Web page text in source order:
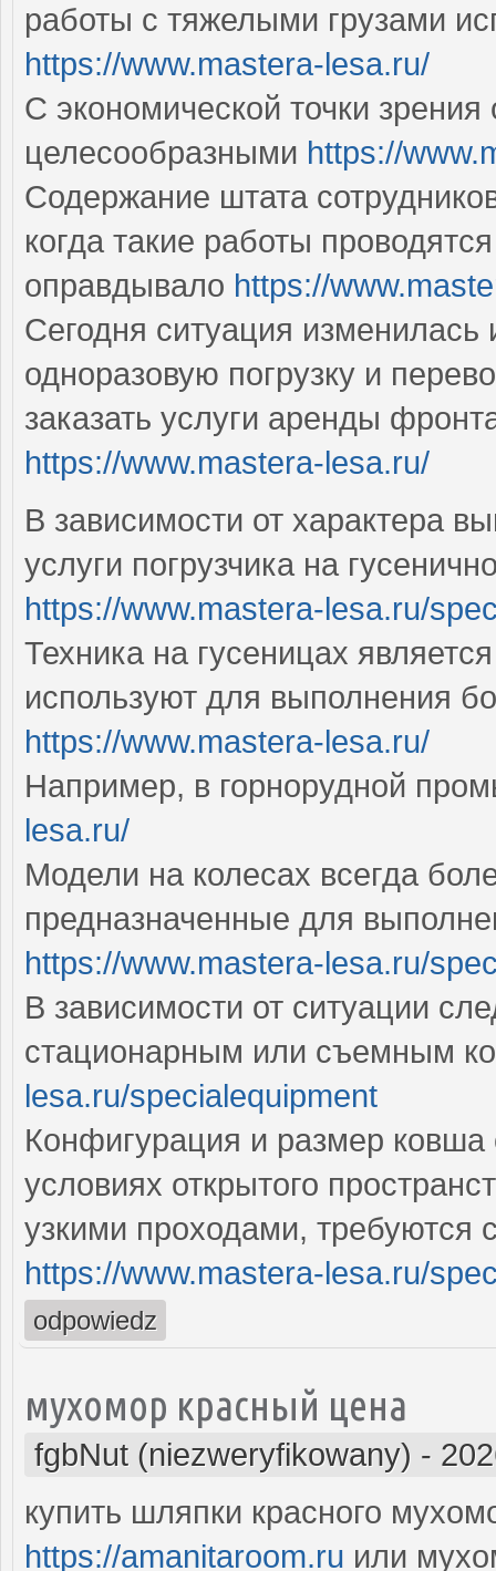
работы с тяжелыми грузами
https://www.mastera-lesa.ru/
С экономической точки
целесообразными https://
Содержание штата
когда такие работы
оправдывало https://
Сегодня ситуация изменилась
одноразовую погрузку и
заказать услуги аренды
https://www.mastera-lesa.ru/
В зависимости от характера
услуги погрузчика на
https://www.mastera-lesa.ru/
Техника на гусеницах
используют для выполнения
https://www.mastera-lesa.ru/
Например, в горнорудной
lesa.ru/
Модели на колесах всегда
предназначенные для
https://www.mastera-lesa.ru/
В зависимости от ситуации
стационарным или съемным
lesa.ru/specialequipment
Конфигурация и размер
условиях открытого
узкими проходами,
https://www.mastera-lesa.ru/
odpowiedz
мухомор красный цена
fgbNut (niezweryfikowany) -
купить шляпки красного
https://amanitaroom.ru или